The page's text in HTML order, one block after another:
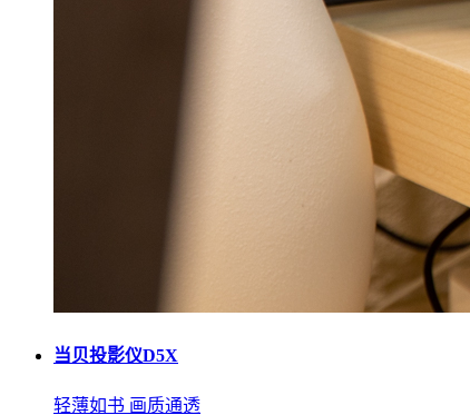
当贝投影仪D5X
轻薄如书 画质通透